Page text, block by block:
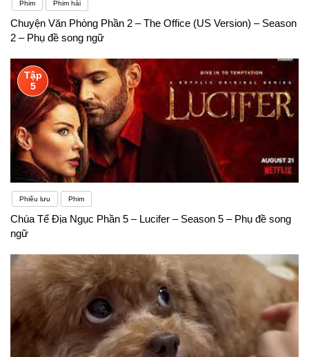
Phim Phim hài
Chuyện Văn Phòng Phần 2 – The Office (US Version) – Season
2 – Phụ đề song ngữ
Tập
5
Phiêu lưu Phim
Chúa Tể Địa Ngục Phần 5 – Lucifer – Season 5 – Phụ đề song
ngữ